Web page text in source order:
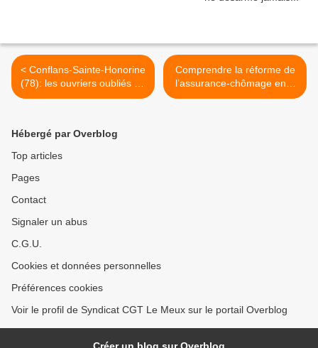
< Conflans-Sainte-Honorine
(78): les ouvriers oubliés du
béton préfabriqué français
Comprendre la réforme de
l’assurance-chômage en 4
points et 5 minutes >
Hébergé par Overblog
Top articles
Pages
Contact
Signaler un abus
C.G.U.
Cookies et données personnelles
Préférences cookies
Voir le profil de Syndicat CGT Le Meux sur le portail Overblog
Créer un blog sur Overblog